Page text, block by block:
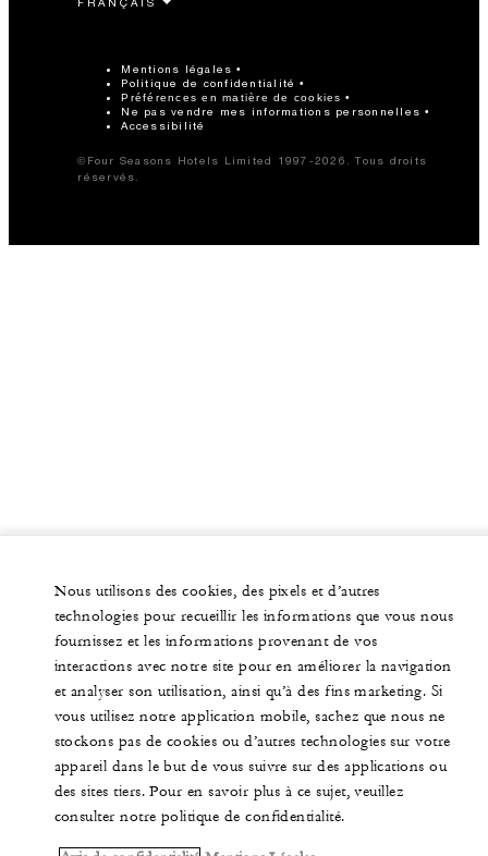
Mentions légales
Politique de confidentialité
Préférences en matière de cookies
Ne pas vendre mes informations personnelles
Accessibilité
©Four Seasons Hotels Limited 1997-2026. Tous droits
réservés.
Nous utilisons des cookies, des pixels et d’autres
technologies pour recueillir les informations que vous nous
fournissez et les informations provenant de vos
interactions avec notre site pour en améliorer la navigation
et analyser son utilisation, ainsi qu’à des fins marketing. Si
vous utilisez notre application mobile, sachez que nous ne
stockons pas de cookies ou d’autres technologies sur votre
appareil dans le but de vous suivre sur des applications ou
des sites tiers. Pour en savoir plus à ce sujet, veuillez
consulter notre politique de confidentialité.